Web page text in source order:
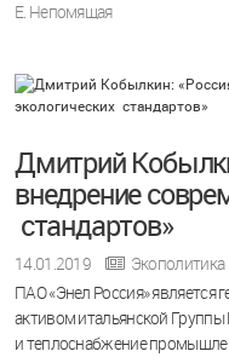
Е. Непомящая
Дмитрий
внедрение
стандартов»
14.01.2019
Экополитика
ПАО «Энел Россия»
активом итальянской Группы
и теплоснабжение